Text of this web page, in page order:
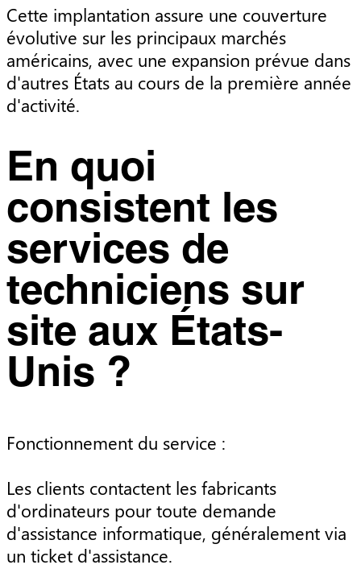
Cette implantation assure une couverture
évolutive sur les principaux marchés
américains, avec une expansion prévue dans
d'autres États au cours de la première année
d'activité.
En quoi
consistent les
services de
techniciens sur
site aux États-
Unis ?
Fonctionnement du service :
Les clients contactent les fabricants
d'ordinateurs pour toute demande
d'assistance informatique, généralement via
un ticket d'assistance.